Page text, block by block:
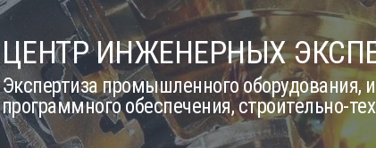
ЦЕНТР ИНЖЕНЕРНЫХ
Экспертиза промышленного оборудования,
программного обеспечения, строительно-